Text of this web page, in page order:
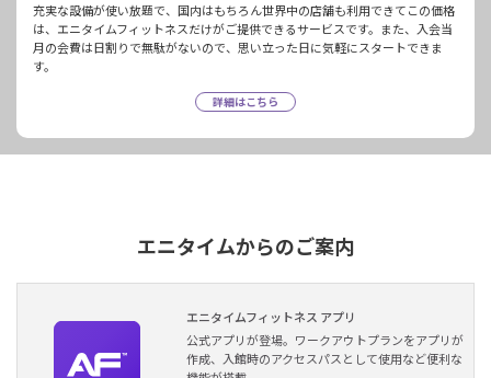
充実な設備が使い放題で、国内はもちろん世界中の店舗も利用できてこの価格
は、エニタイムフィットネスだけがご提供できるサービスです。また、入会当
月の会費は日割りで無駄がないので、思い立った日に気軽にスタートできま
す。
詳細はこちら
エニタイムからのご案内
エニタイムフィットネス アプリ
公式アプリが登場。ワークアウトプランをアプリが
作成、入館時のアクセスパスとして使用など便利な